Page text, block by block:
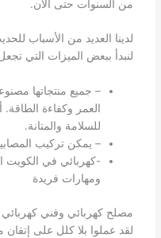
من السنوات حتى الآن.
لنبدأ ببعض الميزات التي
– جميع منتجاتها
العمر وكفاءة الطاقة.
للسلامة والمتانة.
– يمكن تركيب
-كهربائي في الكويت
ومهارات فريدة
مصلح كهربائي وفني
لقد عملوا بلا كلل على إتقان